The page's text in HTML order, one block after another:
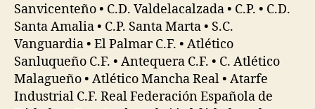
Sanvicenteño • C.D. Valdelacalzada • C.P. • C.D.
Santa Amalia • C.P. Santa Marta • S.C.
Vanguardia • El Palmar C.F. • Atlético
Sanluqueño C.F. • Antequera C.F. • C. Atlético
Malagueño • Atlético Mancha Real • Atarfe
Industrial C.F. Real Federación Española de